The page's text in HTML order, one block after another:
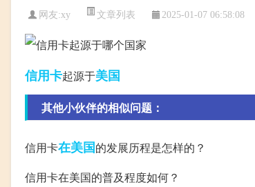
网友:xy 文章列表 2025-01-07 06:58:08
信用卡起源于美国
其他小伙伴的相似问题：
信用卡在美国的发展历程是怎样的？
信用卡在美国的普及程度如何？